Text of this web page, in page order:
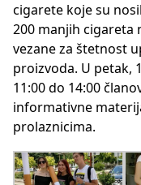
cigarete koje su
200 manjih cigareta
vezane za štetnost
proizvoda. U petak,
11:00 do 14:00
informativne
prolaznicima.